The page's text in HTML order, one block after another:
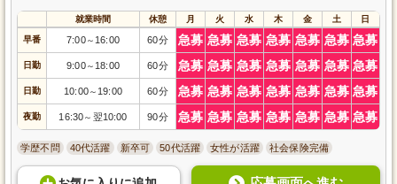
就業時間 休憩 月 火 水 木 金 土 日
早番 7:00～ 16:00 60分 急募 急募 急募 急募 急募 急募 急募
日勤 9:00～ 18:00 60分 急募 急募 急募 急募 急募 急募 急募
日勤 10:00～ 19:00 60分 急募 急募 急募 急募 急募 急募 急募
夜勤 16:30～ 翌10:00 90分 急募 急募 急募 急募 急募 急募 急募
学歴不問 40代活躍 新卒可 50代活躍 女性が活躍 社会保険完備